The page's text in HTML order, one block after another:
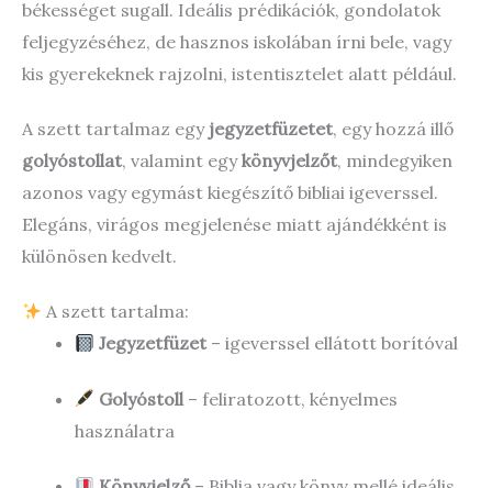
békességet sugall. Ideális prédikációk, gondolatok
feljegyzéséhez, de hasznos iskolában írni bele, vagy
kis gyerekeknek rajzolni, istentisztelet alatt például.
A szett tartalmaz egy jegyzetfüzetet, egy hozzá illő
golyóstollat, valamint egykönyvjelzőt, mindegyiken
azonos vagy egymást kiegészítő bibliai igeverssel.
Elegáns, virágos megjelenése miatt ajándékként is
különösen kedvelt.
A szett tartalma:
Jegyzetfüzet– igeverssel ellátott borítóval
Golyóstoll – feliratozott, kényelmes
használatra